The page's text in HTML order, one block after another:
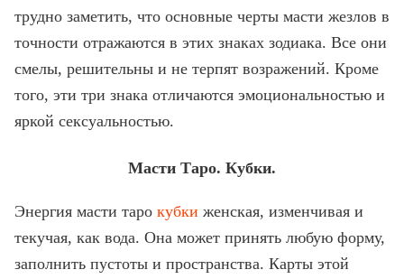
трудно заметить, что основные черты масти жезлов в
точности отражаются в этих знаках зодиака. Все они
смелы, решительны и не терпят возражений. Кроме
того, эти три знака отличаются эмоциональностью и
яркой сексуальностью.
Масти Таро. Кубки.
Энергия масти таро кубки женская, изменчивая и
текучая, как вода. Она может принять любую форму,
заполнить пустоты и пространства. Карты этой